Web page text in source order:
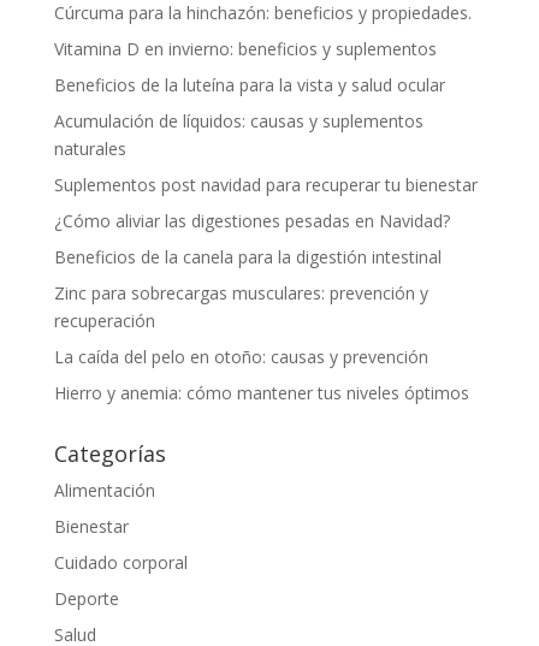
Cúrcuma para la hinchazón: beneficios y propiedades.
Vitamina D en invierno: beneficios y suplementos
Beneficios de la luteína para la vista y salud ocular
Acumulación de líquidos: causas y suplementos
naturales
Suplementos post navidad para recuperar tu bienestar
¿Cómo aliviar las digestiones pesadas en Navidad?
Beneficios de la canela para la digestión intestinal
Zinc para sobrecargas musculares: prevención y
recuperación
La caída del pelo en otoño: causas y prevención
Hierro y anemia: cómo mantener tus niveles óptimos
Categorías
Alimentación
Bienestar
Cuidado corporal
Deporte
Salud